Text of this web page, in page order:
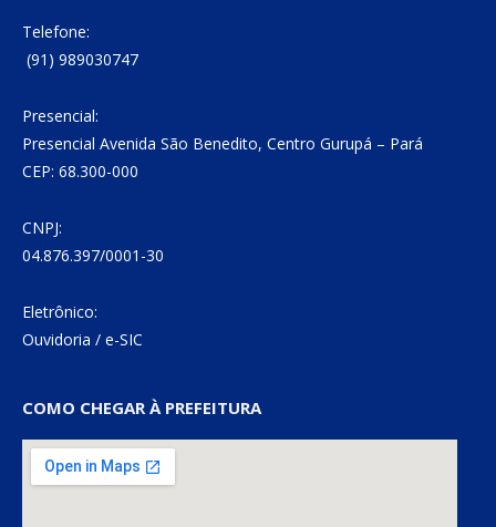
Telefone:
(91) 989030747
Presencial:
Presencial Avenida São Benedito, Centro Gurupá – Pará
CEP: 68.300-000
CNPJ:
04.876.397/0001-30
Eletrônico:
Ouvidoria / e-SIC
COMO CHEGAR À PREFEITURA